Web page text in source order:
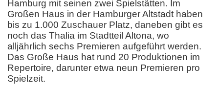
Hamburg mit seinen zwei Spielstätten. Im
Großen Haus in der Hamburger Altstadt haben
bis zu 1.000 Zuschauer Platz, daneben gibt es
noch das Thalia im Stadtteil Altona, wo
alljährlich sechs Premieren aufgeführt werden.
Das Große Haus hat rund 20 Produktionen im
Repertoire, darunter etwa neun Premieren pro
Spielzeit.